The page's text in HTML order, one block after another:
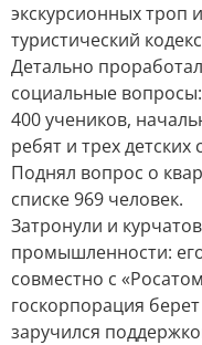
экскурсионных троп
туристический
Детально
социальные
400 учеников,
ребят и трех детских
Поднял вопрос о
списке 969 человек.
Затронули и
промышленности:
совместно с
госкорпорация
заручился